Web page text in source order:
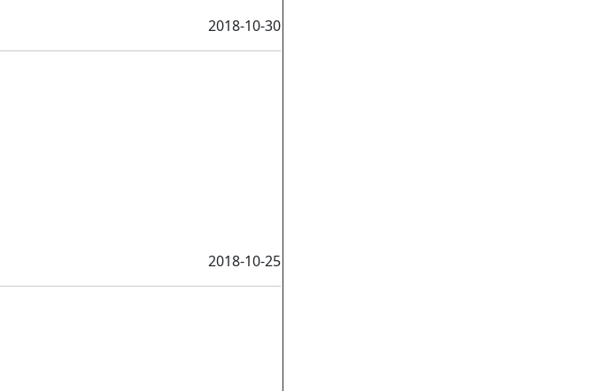
2018-10-30
2018-10-25